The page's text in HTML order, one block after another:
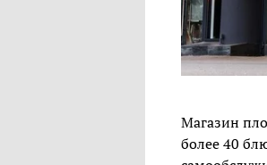
Магазин
более 40